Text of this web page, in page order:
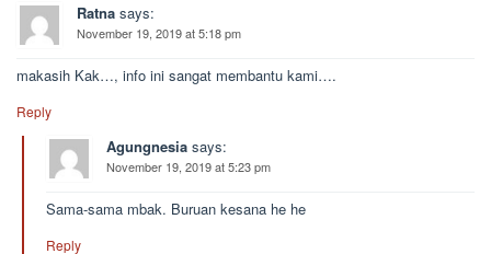
Ratna says:
November 19, 2019 at 5:18 pm
makasih Kak…, info ini sangat membantu kami….
Reply
Agungnesia says:
November 19, 2019 at 5:23 pm
Sama-sama mbak. Buruan kesana he he
Reply